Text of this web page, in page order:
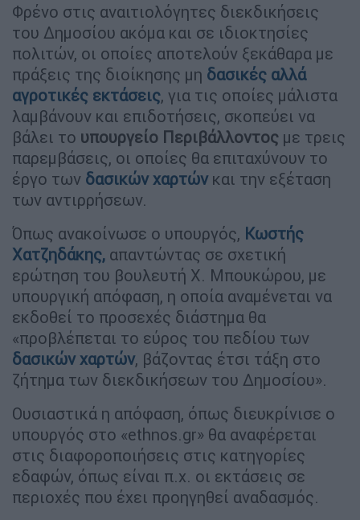
Φρένο στις αναιτιολόγητες διεκδικήσεις
του Δημοσίου ακόμα και σε ιδιοκτησίες
πολιτών, οι οποίες αποτελούν ξεκάθαρα με
πράξεις της διοίκησης μη δασικές αλλά
αγροτικές εκτάσεις, για τις οποίες μάλιστα
λαμβάνουν και επιδοτήσεις, σκοπεύει να
βάλει το υπουργείο Περιβάλλοντος με τρεις
παρεμβάσεις, οι οποίες θα επιταχύνουν το
έργο των δασικών χαρτώνκαι την εξέταση
των αντιρρήσεων.
Όπως ανακοίνωσε ο υπουργός, Κωστής
Χατζηδάκης, απαντώντας σε σχετική
ερώτηση του βουλευτή Χ. Μπουκώρου, με
υπουργική απόφαση, η οποία αναμένεται να
εκδοθεί το προσεχές διάστημα θα
«προβλέπεται το εύρος του πεδίου των
δασικών χαρτών, βάζοντας έτσι τάξη στο
ζήτημα των διεκδικήσεων του Δημοσίου».
Ουσιαστικά η απόφαση, όπως διευκρίνισε ο
υπουργός στο «ethnos.gr» θα αναφέρεται
στις διαφοροποιήσεις στις κατηγορίες
εδαφών, όπως είναι π.χ. οι εκτάσεις σε
περιοχές που έχει προηγηθεί αναδασμός.